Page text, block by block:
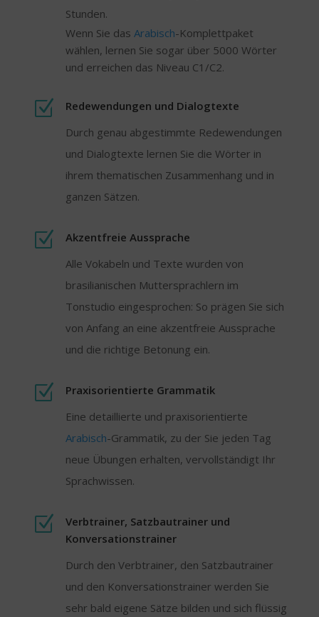
Stunden.
Wenn Sie das Arabisch-Komplettpaket
wählen, lernen Sie sogar über 5000 Wörter
und erreichen das Niveau C1/C2.
Z
Redewendungen und Dialogtexte
Durch genau abgestimmte Redewendungen
und Dialogtexte lernen Sie die Wörter in
ihrem thematischen Zusammenhang und in
ganzen Sätzen.
Z
Akzentfreie Aussprache
Alle Vokabeln und Texte wurden von
brasilianischen Muttersprachlern im
Tonstudio eingesprochen: So prägen Sie sich
von Anfang an eine akzentfreie Aussprache
und die richtige Betonung ein.
Z
Praxisorientierte Grammatik
Eine detaillierte und praxisorientierte
Arabisch-Grammatik, zu der Sie jeden Tag
neue Übungen erhalten, vervollständigt Ihr
Sprachwissen.
Z
Verbtrainer, Satzbautrainer und
Konversations­trainer
Durch den Verbtrainer, den Satzbautrainer
und den Konversations­trainer werden Sie
sehr bald eigene Sätze bilden und sich flüssig